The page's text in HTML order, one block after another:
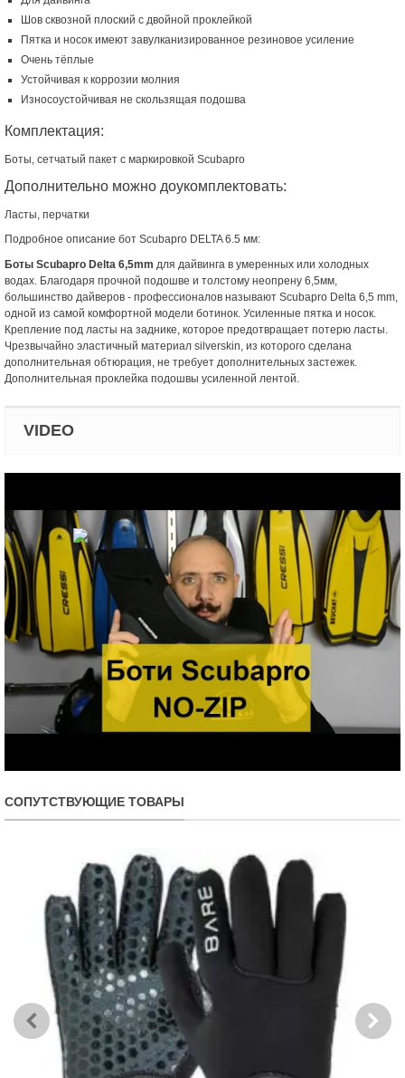
Шов сквозной плоский с двойной проклейкой
Пятка и носок имеют завулканизированное резиновое усиление
Очень тёплые
Устойчивая к коррозии молния
Износоустойчивая не скользящая подошва
Комплектация:
Боты, сетчатый пакет с маркировкой Scubapro
Дополнительно можно доукомплектовать:
Ласты, перчатки
Подробное описание бот Scubapro DELTA 6.5 мм:
Боты Scubapro Delta 6,5mm для дайвинга в умеренных или холодных
водах. Благодаря прочной подошве и толстому неопрену 6,5мм,
большинство дайверов - профессионалов называют Scubapro Delta 6,5 mm,
одной из самой комфортной модели ботинок. Усиленные пятка и носок.
Крепление под ласты на заднике, которое предотвращает потерю ласты.
Чрезвычайно эластичный материал silverskin, из которого сделана
дополнительная обтюрация, не требует дополнительных застежек.
Дополнительная проклейка подошвы усиленной лентой.
VIDEO
СОПУТСТВУЮЩИЕ ТОВАРЫ